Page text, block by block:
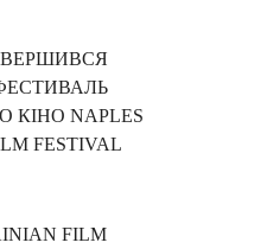
КІНО NAPLES
FESTIVAL
FILM